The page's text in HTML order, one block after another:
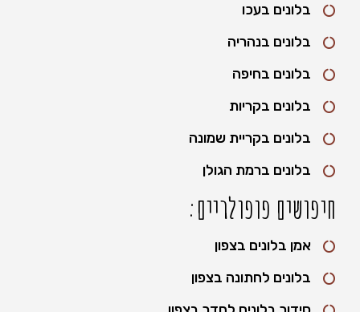
בלונים בעכו
בלונים בנהריה
בלונים בחיפה
בלונים בקריות
בלונים בקריית שמונה
בלונים ברמת הגולן
חיפושים פופולריים:
אמן בלונים בצפון
בלונים לחתונה בצפון